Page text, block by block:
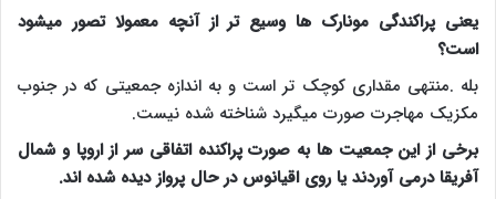
یعنی پراکندگی مونارک ها وسیع تر از آنچه معمولا تصور میشود
است؟
بله .منتهی مقداری کوچک تر است و به اندازه جمعیتی که در جنوب
مکزیک مهاجرت صورت میگیرد شناخته شده نیست.
برخی از این جمعیت ها به صورت پراکنده اتفاقی سر از اروپا و شمال
آفریقا درمی آوردند یا روی اقیانوس در حال پرواز دیده شده اند.